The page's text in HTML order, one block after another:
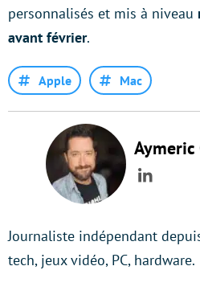
personnalisés et mis à niveau
avant février.
Apple Mac
Aymeric
LinkedIn
Journaliste indépendant
tech, jeux vidéo, PC, hardware.